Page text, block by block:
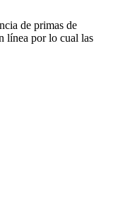
de primas de
línea por lo cual las